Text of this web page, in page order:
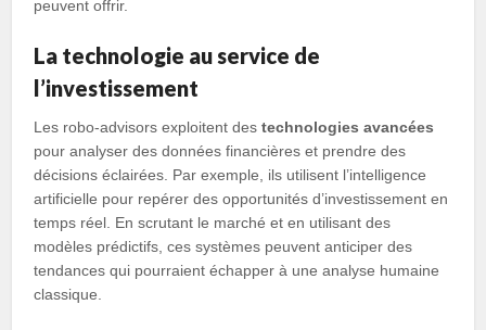
peuvent offrir.
La technologie au service de
l’investissement
Les robo-advisors exploitent destechnologies avancées
pour analyser des données financières et prendre des
décisions éclairées. Par exemple, ils utilisent l’intelligence
artificielle pour repérer des opportunités d’investissement en
temps réel. En scrutant le marché et en utilisant des
modèles prédictifs, ces systèmes peuvent anticiper des
tendances qui pourraient échapper à une analyse humaine
classique.